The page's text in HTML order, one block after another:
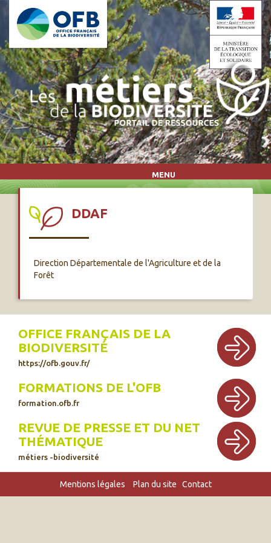
Aller au contenu principal
MENU
DDAF
Direction Départementale de l'Agriculture et de la
Forêt
OFFICE FRANÇAIS DE LA
BIODIVERSITÉ
https://ofb.gouv.fr/
FORMATIONS DE L'OFB
formation.ofb.fr
REVUE DE PRESSE ET DU NET
THÉMATIQUE
métiers -biodiversité
Mentions légales Plan du site Contact